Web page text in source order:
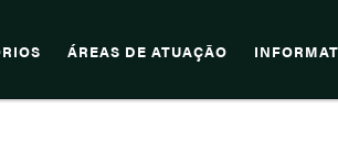
ÁREAS DE ATUAÇÃO